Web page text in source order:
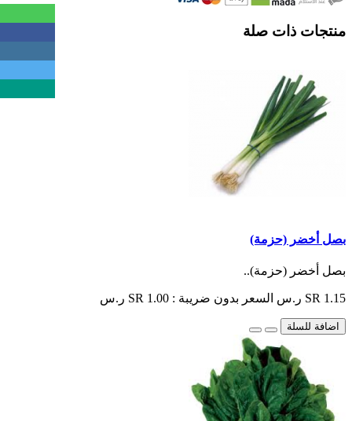
منتجات ذات صلة
بصل أخضر (حزمة)
بصل أخضر (حزمة)..
SR 1.15 ر.س السعر بدون ضريبة : SR 1.00 ر.س
اضافة للسلة